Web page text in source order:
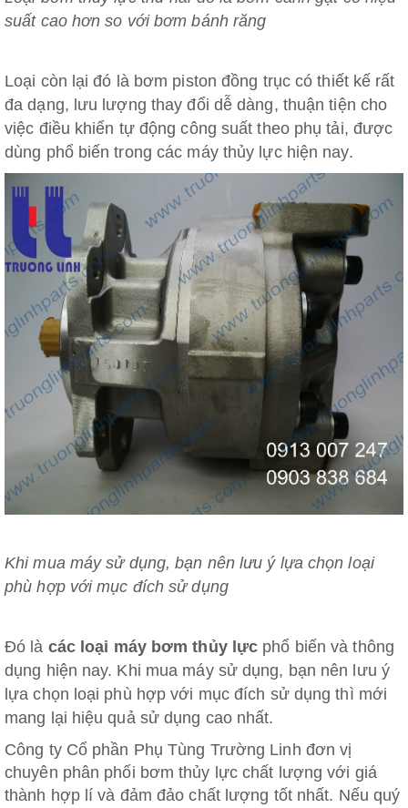
suất cao hơn so với bơm bánh răng
Loại còn lại đó là bơm piston đồng trục có thiết kế rất
đa dạng, lưu lượng thay đổi dễ dàng, thuận tiện cho
việc điều khiển tự động công suất theo phụ tải, được
dùng phổ biến trong các máy thủy lực hiện nay.
Khi mua máy sử dụng, bạn nên lưu ý lựa chọn loại
phù hợp với mục đích sử dụng
Đó là các loại máy bơm thủy lực phổ biến và thông
dụng hiện nay. Khi mua máy sử dụng, bạn nên lưu ý
lựa chọn loại phù hợp với mục đích sử dụng thì mới
mang lại hiệu quả sử dụng cao nhất.
Công ty Cổ phần Phụ Tùng Trường Linh đơn vị
chuyên phân phối bơm thủy lực chất lượng với giá
thành hợp lí và đảm đảo chất lượng tốt nhất. Nếu quý